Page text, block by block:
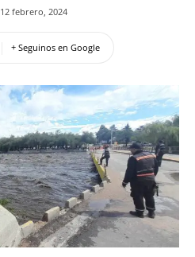
12 febrero, 2024
+ Seguinos en Google